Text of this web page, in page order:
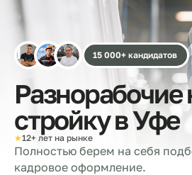
15 000+ кандидатов
Разнорабочие
стройку вУфе
★12+ лет на рынке
Полностью берем на себя
кадровое оформление.